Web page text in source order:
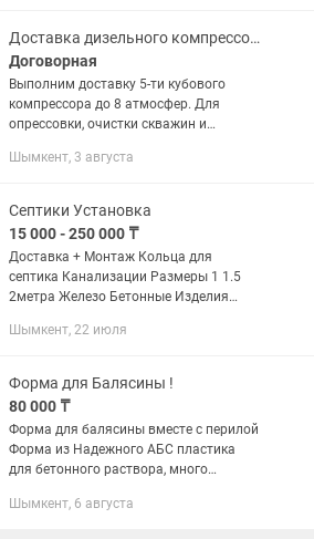
Доставка дизельного компрессора
Договорная
Выполним доставку 5-ти кубового
компрессора до 8 атмосфер. Для
опрессовки, очистки скважин и
Шымкент, 3 августа
Септики Установка
15 000 - 250 000 ₸
Доставка + Монтаж Кольца для
септика Канализации Размеры 1 1.5
2метра Железо Бетонные Изделия
тонник
Шымкент, 22 июля
Форма для Балясины !
80 000 ₸
Форма для балясины вместе с перилой
Форма из Надежного АБС пластика
для бетонного раствора, много
РИМСКИХ КОЛОНН ВСЕХ ВИДОВ
Шымкент, 6 августа